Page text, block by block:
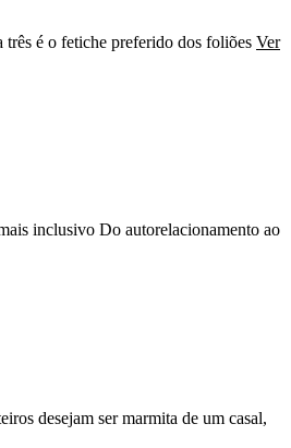
três é o fetiche preferido dos foliões Ver
inclusivo Do autorelacionamento ao
desejam ser marmita de um casal,